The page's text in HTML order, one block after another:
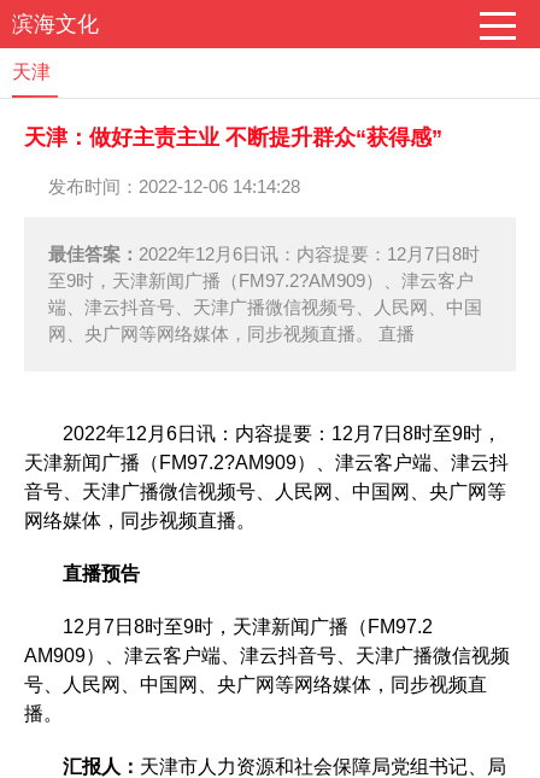
滨海文化
天津
天津：做好主责主业 不断提升群众“获得感”
发布时间：2022-12-06 14:14:28
最佳答案： 2022年12月6日讯：内容提要：12月7日8时
至9时，天津新闻广播（FM97.2?AM909）、津云客户
端、津云抖音号、天津广播微信视频号、人民网、中国
网、央广网等网络媒体，同步视频直播。 直播
2022年12月6日讯：内容提要：12月7日8时至9时，
天津新闻广播（FM97.2?AM909）、津云客户端、津云抖
音号、天津广播微信视频号、人民网、中国网、央广网等
网络媒体，同步视频直播。
直播预告
12月7日8时至9时，天津新闻广播（FM97.2
AM909）、津云客户端、津云抖音号、天津广播微信视频
号、人民网、中国网、央广网等网络媒体，同步视频直
播。
汇报人： 天津市人力资源和社会保障局党组书记、局